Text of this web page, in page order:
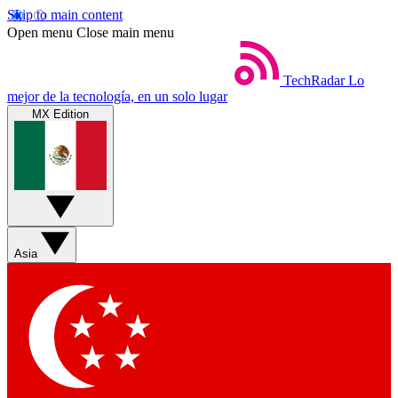
Skip to main content
Open menu Close main menu
TechRadar Lo
mejor de la tecnología, en un solo lugar
MX Edition
Asia